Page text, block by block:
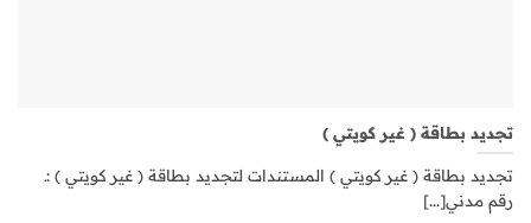
تجديد بطاقة ( غير كويتي )
تجديد بطاقة ( غير كويتي ) المستندات لتجديد بطاقة ( غير كويتي ) :ـ
رقم مدني[...]